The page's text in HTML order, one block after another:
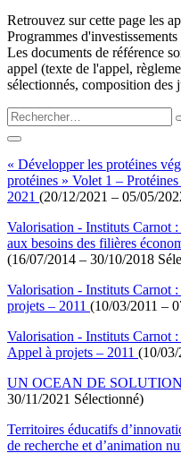
Retrouvez sur cette page les
Programmes
Les documents de référence
appel (texte de l'appel,
sélectionnés, composition des
« Développer les protéines
protéines » Volet 1 –
2021 (20/12/2021 – 05/05/
Valorisation - Instituts Carnot
aux besoins des filières
(16/07/2014 – 30/10/2018
Valorisation - Instituts Carnot
projets – 2011 (10/03/2011 –
Valorisation - Instituts Carnot
Appel à projets – 2011 (10/03/
UN OCEAN DE
30/11/2021 Sélectionné)
Territoires éducatifs
de recherche et d’animation